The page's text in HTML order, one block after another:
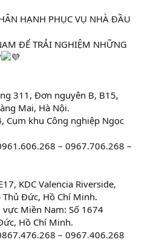
HẠNH PHỤC VỤ NHÀ ĐẦU
ĐỂ TRẢI NGHIỆM NHỮNG
311, Đơn nguyên B, B15,
Mai, Hà Nội.
Cụm khu Công nghiệp Ngọc
– 0967.706.268 –
KDC Valencia Riverside,
Đức, Hồ Chí Minh.
vực Miền Nam: Số 1674
Hồ Chí Minh.
– 0967.406.268